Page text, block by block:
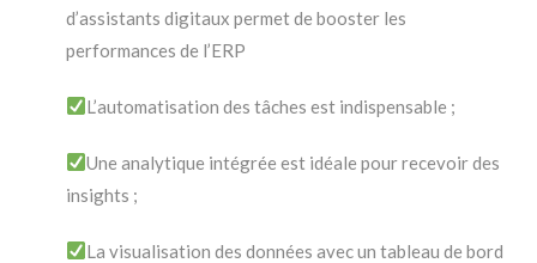
d’assistants digitaux permet de booster les
performances de l’ERP
L’automatisation des tâches est indispensable ;
Une analytique intégrée est idéale pour recevoir des
insights ;
La visualisation des données avec un tableau de bord